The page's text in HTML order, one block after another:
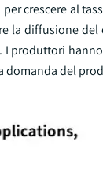
crescere al
la diffusione
produttori
domanda del